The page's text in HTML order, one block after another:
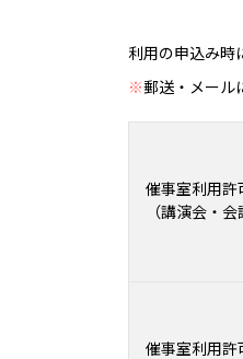
利用の申込み時
※郵送・メール
催事室利用許
（講演会・会
催事室利用許